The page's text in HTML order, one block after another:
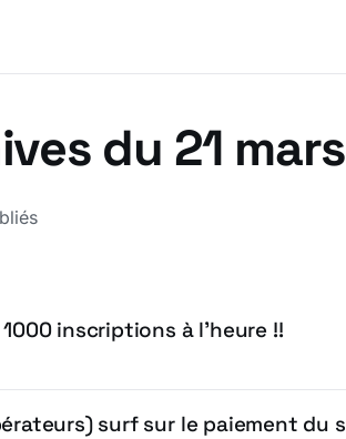
du 21
1000 inscriptions à l’heure !!
surf sur le paiement